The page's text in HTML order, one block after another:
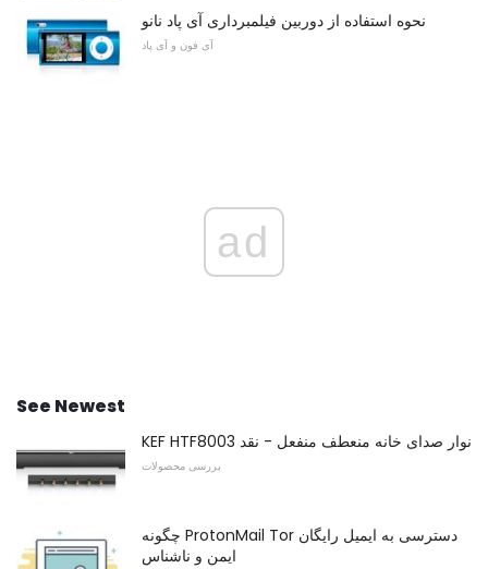
نحوه استفاده از دوربین فیلمبرداری آی پاد نانو
آی فون و آی پاد
ad
See Newest
KEF HTF8003 نوار صدای خانه منعطف منفعل - نقد
بررسی محصولات
چگونه ProtonMail Tor دسترسی به ایمیل رایگان
ایمن و ناشناس